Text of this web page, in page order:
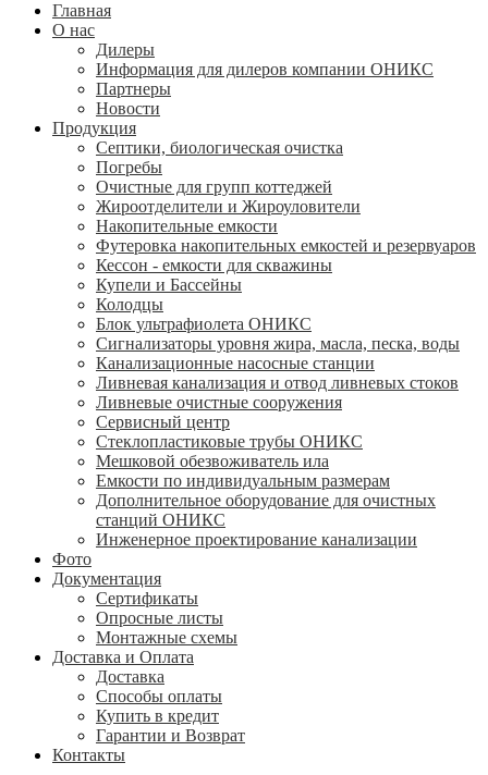
Главная
О нас
Дилеры
Информация для дилеров компании ОНИКС
Партнеры
Новости
Продукция
Септики, биологическая очистка
Погребы
Очистные для групп коттеджей
Жироотделители и Жироуловители
Накопительные емкости
Футеровка накопительных емкостей и резервуаров
Кессон - емкости для скважины
Купели и Бассейны
Колодцы
Блок ультрафиолета ОНИКС
Сигнализаторы уровня жира, масла, песка, воды
Канализационные насосные станции
Ливневая канализация и отвод ливневых стоков
Ливневые очистные сооружения
Сервисный центр
Стеклопластиковые трубы ОНИКС
Мешковой обезвоживатель ила
Емкости по индивидуальным размерам
Дополнительное оборудование для очистных
станций ОНИКС
Инженерное проектирование канализации
Фото
Документация
Сертификаты
Опросные листы
Монтажные схемы
Доставка и Оплата
Доставка
Способы оплаты
Купить в кредит
Гарантии и Возврат
Контакты